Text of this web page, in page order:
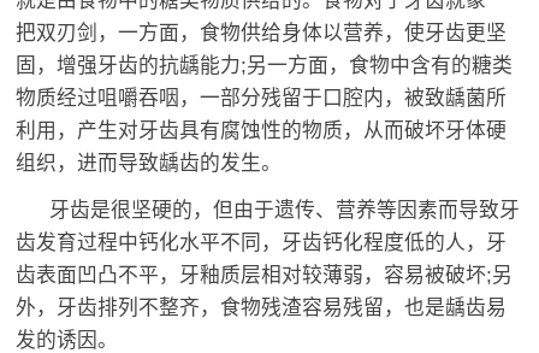
把双刃剑，一方面，食物供给身体以营养，使牙齿更坚
固，增强牙齿的抗龋能力;另一方面，食物中含有的糖类
物质经过咀嚼吞咽，一部分残留于口腔内，被致龋菌所
利用，产生对牙齿具有腐蚀性的物质，从而破坏牙体硬
组织，进而导致龋齿的发生。
牙齿是很坚硬的，但由于遗传、营养等因素而导致牙
齿发育过程中钙化水平不同，牙齿钙化程度低的人，牙
齿表面凹凸不平，牙釉质层相对较薄弱，容易被破坏;另
外，牙齿排列不整齐，食物残渣容易残留，也是龋齿易
发的诱因。